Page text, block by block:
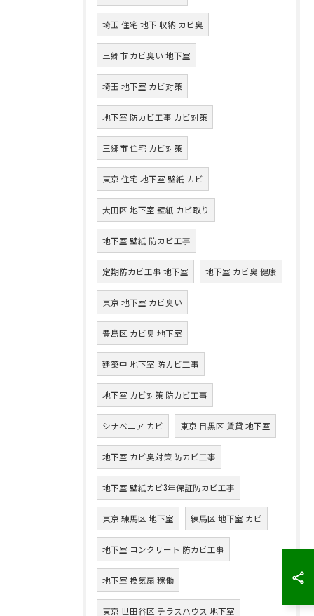
埼玉 住宅 地下 収納 カビ臭
三郷市 カビ臭い 地下室
埼玉 地下室 カビ対策
地下室 防カビ工事 カビ対策
三郷市 住宅 カビ対策
東京 住宅 地下室 壁紙 カビ
大田区 地下室 壁紙 カビ取り
地下室 壁紙 防カビ工事
定期防カビ工事 地下室 地下室 カビ臭 健康
東京 地下室 カビ臭い
豊島区 カビ臭 地下室
建築中 地下室 防カビ工事
地下室 カビ対策 防カビ工事
シナベニア カビ 東京 目黒区 賃貸 地下室
地下室 カビ臭対策 防カビ工事
地下室 壁紙カビ3年保証防カビ工事
東京 練馬区 地下室 練馬区 地下室 カビ
地下室 コンクリート 防カビ工事
地下室 換気扇 稼働
東京 世田谷区 テラスハウス 地下室